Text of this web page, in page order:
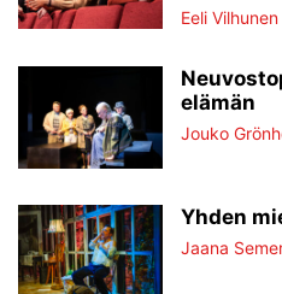
Eeli Vilhunen
elämän
Jouko
Yhden
Jaana